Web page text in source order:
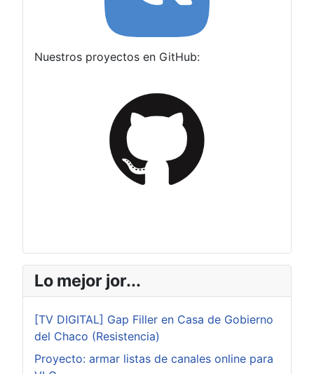
Nuestros proyectos en GitHub:
Lo mejor jor...
[TV DIGITAL] Gap Filler en Casa de Gobierno
del Chaco (Resistencia)
Proyecto: armar listas de canales online para